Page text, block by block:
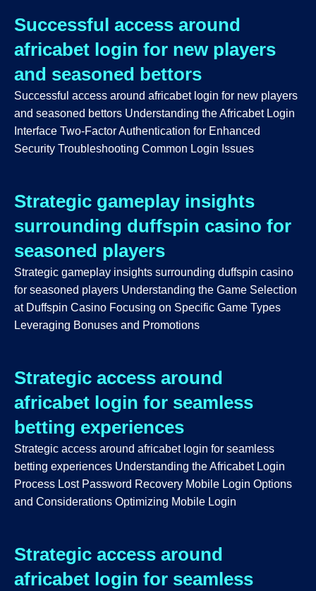
Successful access around
africabet login for new players
and seasoned bettors
Successful access around africabet login for new players
and seasoned bettors Understanding the Africabet Login
Interface Two-Factor Authentication for Enhanced
Security Troubleshooting Common Login Issues
Strategic gameplay insights
surrounding duffspin casino for
seasoned players
Strategic gameplay insights surrounding duffspin casino
for seasoned players Understanding the Game Selection
at Duffspin Casino Focusing on Specific Game Types
Leveraging Bonuses and Promotions
Strategic access around
africabet login for seamless
betting experiences
Strategic access around africabet login for seamless
betting experiences Understanding the Africabet Login
Process Lost Password Recovery Mobile Login Options
and Considerations Optimizing Mobile Login
Strategic access around
africabet login for seamless